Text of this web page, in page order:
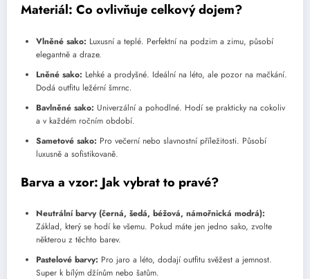
Materiál: Co ovlivňuje celkový dojem?
Vlněné sako: Luxusní a teplé. Perfektní na podzim a zimu, působí
elegantně a draze.
Lněné sako: Lehké a prodyšné. Ideální na léto, ale pozor na mačkání.
Dodá outfitu ležérní šmrnc.
Bavlněné sako: Univerzální a pohodlné. Hodí se prakticky na cokoliv
a v každém ročním období.
Sametové sako: Pro večerní nebo slavnostní příležitosti. Působí
luxusně a sofistikovaně.
Barva a vzor: Jak vybrat to pravé?
Neutrální barvy (černá, šedá, béžová, námořnická modrá):
Základ, který se hodí ke všemu. Pokud máte jen jedno sako, zvolte
některou z těchto barev.
Pastelové barvy: Pro jaro a léto, dodají outfitu svěžest a jemnost.
Super k bílým džínům nebo šatům.